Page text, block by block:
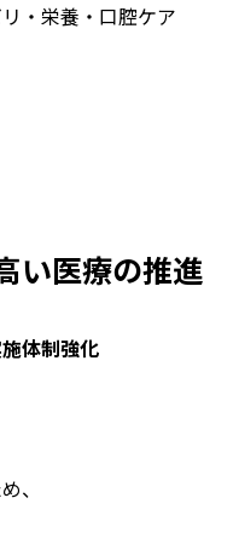
・栄養・口腔ケア
い医療の推進
体制強化
、